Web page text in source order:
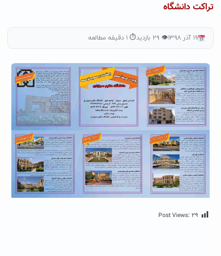
تراکت دانشگاه
۱۹ آذر ۱۳۹۸ 👁 ۲۹ بازدید ⏱ ۱ دقیقه مطالعه
Post Views: ۲۹